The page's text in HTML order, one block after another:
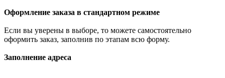
Оформление заказа в стандартном режиме
Если вы уверены в выборе, то можете самостоятельно
оформить заказ, заполнив по этапам всю форму.
Заполнение адреса